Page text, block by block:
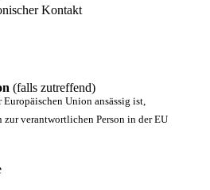
Kontakt
(falls zutreffend)
Union ansässig ist,
verantwortlichen Person in der EU